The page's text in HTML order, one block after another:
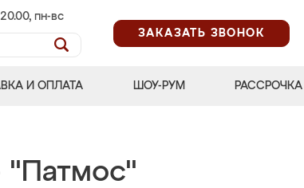
пн-вс
ЗАКАЗАТЬ ЗВОНОК
И ОПЛАТА ШОУ-РУМ РАССРОЧКА
"Патмос"